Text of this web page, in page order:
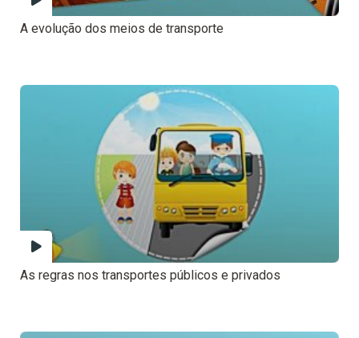
A evolução dos meios de transporte
As regras nos transportes públicos e privados